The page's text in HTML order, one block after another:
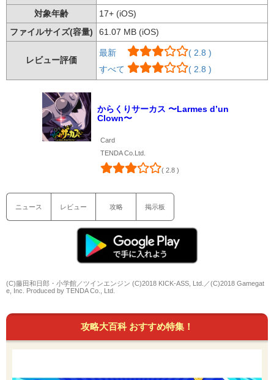
対象年齢
17+ (iOS)
ファイルサイズ(容量)
61.07 MB (iOS)
レビュー評価
最新
( 2.8 )
すべて
( 2.8 )
からくりサーカス 〜Larmes d’un
Clown〜
Card
TENDA Co.Ltd.
( 2.8 )
ニュース レビュー 攻略 掲示板
(C)藤田和日郎・小学館／ツインエンジン (C)2018 KICK-ASS, Ltd.／(C)2018 Gamegat
e, Inc. Produced by TENDA Co., Ltd.
攻略大百科 おすすめ特集！